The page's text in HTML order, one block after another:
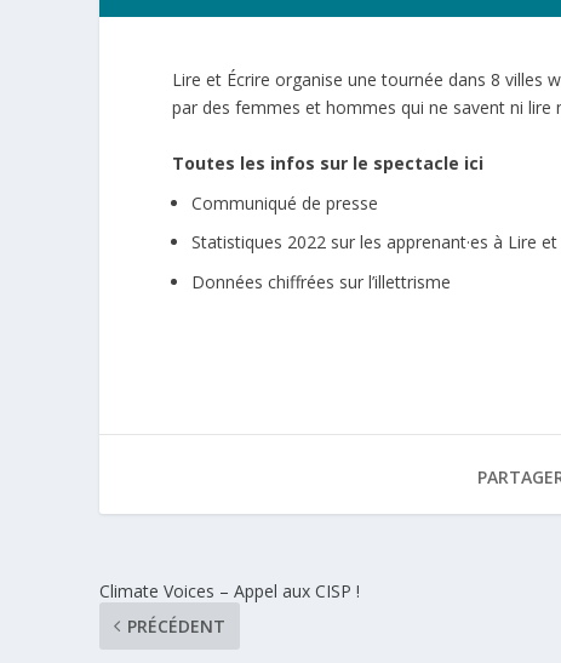
Lire et Écrire organise une tournée dans 8 villes
par des femmes et hommes qui ne savent ni lire
Toutes les infos sur le spectacle ici
Communiqué de presse
Statistiques 2022 sur les apprenant·es à Lire et
Données chiffrées sur l’illettrisme
Climate Voices – Appel aux CISP !
PRÉCÉDENT